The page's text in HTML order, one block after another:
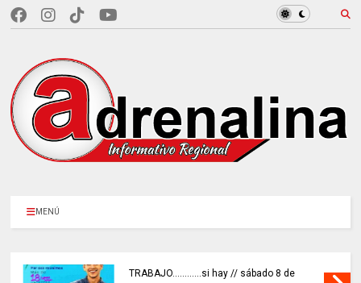
MENÚ
TRABAJO............si hay // sábado 8 de